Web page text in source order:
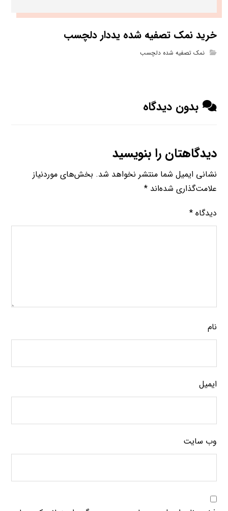
خرید نمک تصفیه شده یددار دلچسب
نمک تصفیه شده دلچسب
بدون دیدگاه
دیدگاهتان را بنویسید
نشانی ایمیل شما منتشر نخواهد شد. بخش‌های موردنیاز
علامت‌گذاری شده‌اند*
دیدگاه*
نام
ایمیل
وب‌ سایت